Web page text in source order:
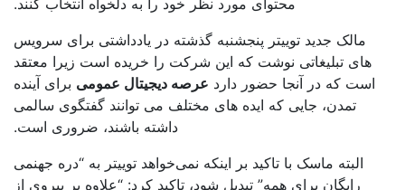
مالک جدید توییتر پنجشنبه گذشته در یادداشتی برای سرویس
های تبلیغاتی نوشت که این شرکت را خریده است زیرا معتقد
است که در آنجا حضور داردعرصه دیجیتال عمومیبرای آینده
تمدن، جایی که ایده های مختلف می توانند گفتگوی سالمی
داشته باشند، ضروری است.
البته ماسک با تاکید بر اینکه نمی‌خواهد توییتر به “دره جهنمی
رایگان برای همه” تبدیل شود، تاکید کرد: “علاوه بر پیروی از